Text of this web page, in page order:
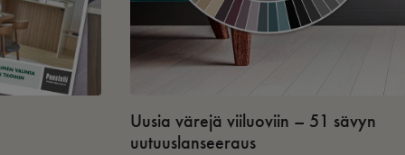
Uusia värejä viiluoviin – 51 sävyn
uutuuslanseeraus